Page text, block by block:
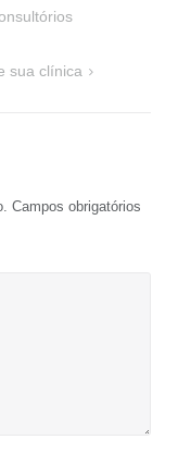
sua clínica
Campos obrigatórios